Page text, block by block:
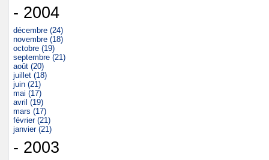
- 2004
décembre (24)
novembre (18)
octobre (19)
septembre (21)
août (20)
juillet (18)
juin (21)
mai (17)
avril (19)
mars (17)
février (21)
janvier (21)
- 2003